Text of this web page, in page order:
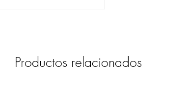
Productos relacionados